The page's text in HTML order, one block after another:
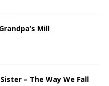
Mill
Sister – The Way We Fall